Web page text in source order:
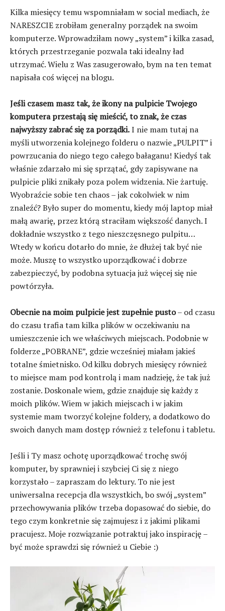
Kilka miesięcy temu wspomniałam w social mediach, że
NARESZCIE zrobiłam generalny porządek na swoim
komputerze. Wprowadziłam nowy „system” i kilka zasad,
których przestrzeganie pozwala taki idealny ład
utrzymać. Wielu z Was zasugerowało, bym na ten temat
napisała coś więcej na blogu.
Jeśli czasem masz tak, że ikony na pulpicie Twojego
komputera przestają się mieścić, to znak, że czas
najwyższy zabrać się za porządki.I nie mam tutaj na
myśli utworzenia kolejnego folderu o nazwie „PULPIT” i
powrzucania do niego tego całego bałaganu! Kiedyś tak
właśnie zdarzało mi się sprzątać, gdy zapisywane na
pulpicie pliki znikały poza polem widzenia. Nie żartuję.
Wyobraźcie sobie ten chaos – jak cokolwiek w nim
znaleźć? Było super do momentu, kiedy mój laptop miał
małą awarię, przez którą straciłam większość danych. I
dokładnie wszystko z tego nieszczęsnego pulpitu…
Wtedy w końcu dotarło do mnie, że dłużej tak być nie
może. Muszę to wszystko uporządkować i dobrze
zabezpieczyć, by podobna sytuacja już więcej się nie
powtórzyła.
Obecnie na moim pulpicie jest zupełnie pusto– od czasu
do czasu trafia tam kilka plików w oczekiwaniu na
umieszczenie ich we właściwych miejscach. Podobnie w
folderze „POBRANE”, gdzie wcześniej miałam jakieś
totalne śmietnisko. Od kilku dobrych miesięcy również
to miejsce mam pod kontrolą i mam nadzieję, że tak już
zostanie. Doskonale wiem, gdzie znajduje się każdy z
moich plików. Wiem w jakich miejscach i w jakim
systemie mam tworzyć kolejne foldery, a dodatkowo do
swoich danych mam dostęp również z telefonu i tabletu.
Jeśli i Ty masz ochotę uporządkować trochę swój
komputer, by sprawniej i szybciej Ci się z niego
korzystało – zapraszam do lektury. To nie jest
uniwersalna recepcja dla wszystkich, bo swój „system”
przechowywania plików trzeba dopasować do siebie, do
tego czym konkretnie się zajmujesz i z jakimi plikami
pracujesz. Moje rozwiązanie potraktuj jako inspirację –
być może sprawdzi się również u Ciebie :)